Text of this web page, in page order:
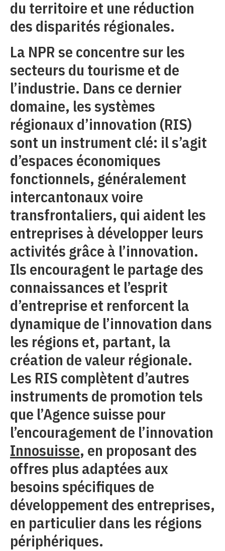
du territoire et une réduction
des disparités régionales.
La NPR se concentre sur les
secteurs du tourisme et de
l’industrie. Dans ce dernier
domaine, les systèmes
régionaux d’innovation (RIS)
sont un instrument clé: il s’agit
d’espaces économiques
fonctionnels, généralement
intercantonaux voire
transfrontaliers, qui aident les
entreprises à développer leurs
activités grâce à l’innovation.
Ils encouragent le partage des
connaissances et l’esprit
d’entreprise et renforcent la
dynamique de l’innovation dans
les régions et, partant, la
création de valeur régionale.
Les RIS complètent d’autres
instruments de promotion tels
que l’Agence suisse pour
l’encouragement de l’innovation
Innosuisse, en proposant des
offres plus adaptées aux
besoins spécifiques de
développement des entreprises,
en particulier dans les régions
périphériques.